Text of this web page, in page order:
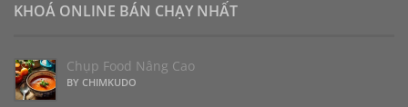
KHOÁ ONLINE BÁN CHẠY NHẤT
Chụp Food Nâng Cao
BY CHIMKUDO